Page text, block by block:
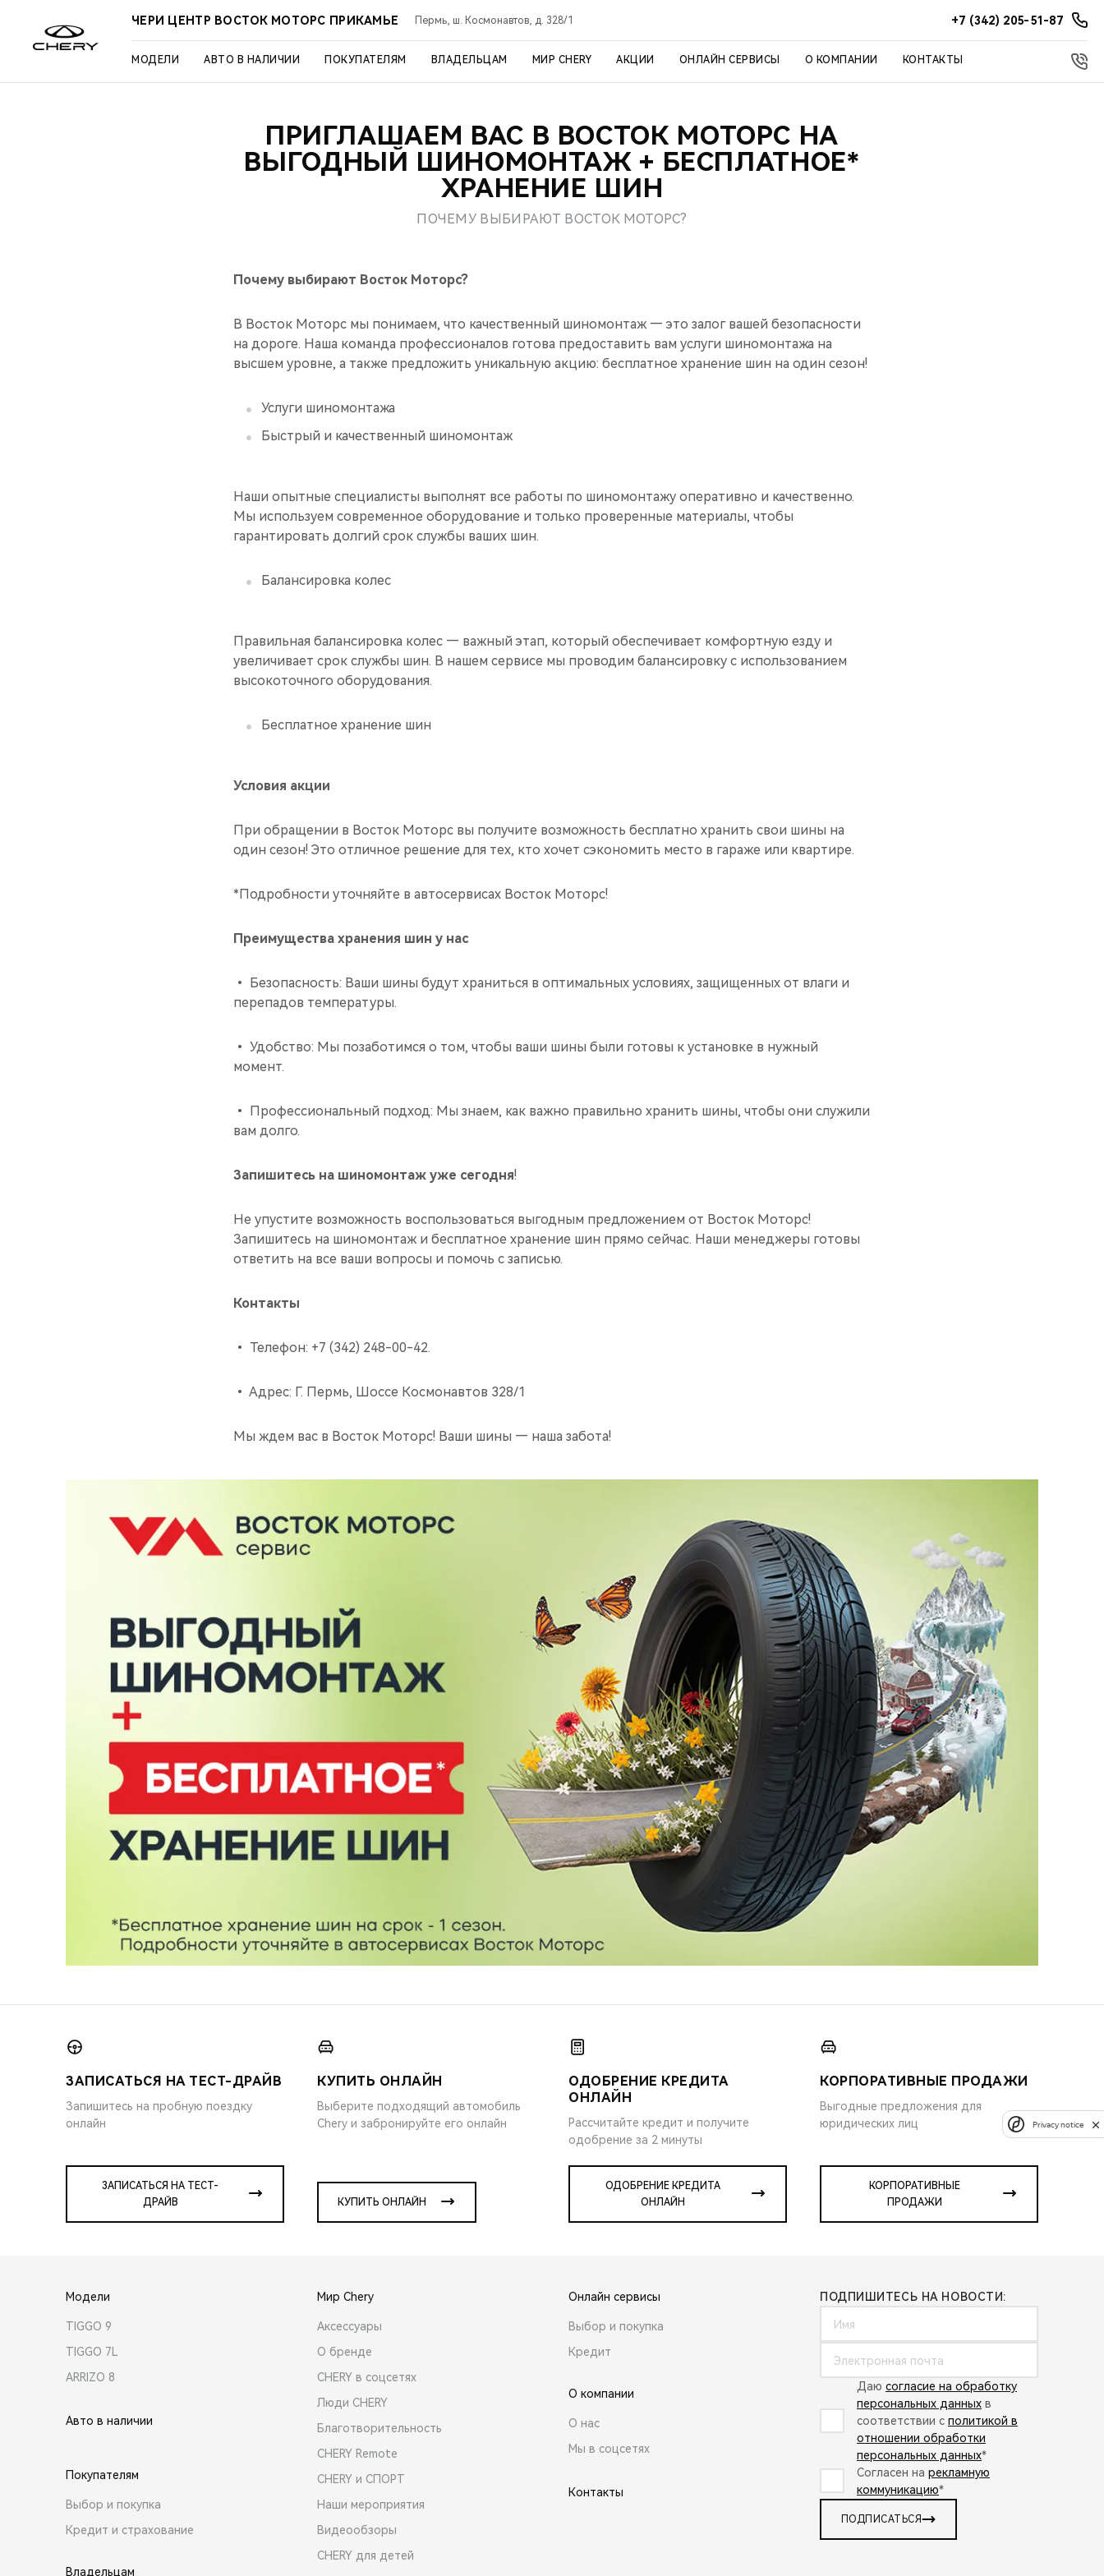
ЧЕРИ ЦЕНТР ВОСТОК МОТОРС ПРИКАМЬЕ Пермь, ш. Космонавтов, д. 328/1 +7 (342) 205-51-87
МОДЕЛИ АВТО В НАЛИЧИИ ПОКУПАТЕЛЯМ ВЛАДЕЛЬЦАМ МИР CHERY АКЦИИ ОНЛАЙН СЕРВИСЫ О КОМПАНИИ КОНТАКТЫ
ПРИГЛАШАЕМ ВАС В ВОСТОК МОТОРС НА
ВЫГОДНЫЙ ШИНОМОНТАЖ + БЕСПЛАТНОЕ*
ХРАНЕНИЕ ШИН
ПОЧЕМУ ВЫБИРАЮТ ВОСТОК МОТОРС?
Почему выбирают Восток Моторс?
В Восток Моторс мы понимаем, что качественный шиномонтаж — это залог вашей безопасности
на дороге. Наша команда профессионалов готова предоставить вам услуги шиномонтажа на
высшем уровне, а также предложить уникальную акцию: бесплатное хранение шин на один сезон!
Услуги шиномонтажа
Быстрый и качественный шиномонтаж
Наши опытные специалисты выполнят все работы по шиномонтажу оперативно и качественно.
Мы используем современное оборудование и только проверенные материалы, чтобы
гарантировать долгий срок службы ваших шин.
Балансировка колес
Правильная балансировка колес — важный этап, который обеспечивает комфортную езду и
увеличивает срок службы шин. В нашем сервисе мы проводим балансировку с использованием
высокоточного оборудования.
Бесплатное хранение шин
Условия акции
При обращении в Восток Моторс вы получите возможность бесплатно хранить свои шины на
один сезон! Это отличное решение для тех, кто хочет сэкономить место в гараже или квартире.
*Подробности уточняйте в автосервисах Восток Моторс!
Преимущества хранения шин у нас
• Безопасность: Ваши шины будут храниться в оптимальных условиях, защищенных от влаги и
перепадов температуры.
• Удобство: Мы позаботимся о том, чтобы ваши шины были готовы к установке в нужный
момент.
• Профессиональный подход: Мы знаем, как важно правильно хранить шины, чтобы они служили
вам долго.
Запишитесь на шиномонтаж уже сегодня!
Не упустите возможность воспользоваться выгодным предложением от Восток Моторс!
Запишитесь на шиномонтаж и бесплатное хранение шин прямо сейчас. Наши менеджеры готовы
ответить на все ваши вопросы и помочь с записью.
Контакты
• Телефон: +7 (342) 248-00-42.
• Адрес: Г. Пермь, Шоссе Космонавтов 328/1
Мы ждем вас в Восток Моторс! Ваши шины — наша забота!
ЗАПИСАТЬСЯ НА ТЕСТ-ДРАЙВ
Запишитесь на пробную поездку
онлайн
ЗАПИСАТЬСЯ НА ТЕСТ-
ДРАЙВ
КУПИТЬ ОНЛАЙН
Выберите подходящий автомобиль
Chery и забронируйте его онлайн
КУПИТЬ ОНЛАЙН
ОДОБРЕНИЕ КРЕДИТА
ОНЛАЙН
Рассчитайте кредит и получите
одобрение за 2 минуты
ОДОБРЕНИЕ КРЕДИТА
ОНЛАЙН
КОРПОРАТИВНЫЕ ПРОДАЖИ
Выгодные предложения для
юридических лиц
КОРПОРАТИВНЫЕ
ПРОДАЖИ
Модели
TIGGO 9
TIGGO 7L
ARRIZO 8
Авто в наличии
Покупателям
Выбор и покупка
Кредит и страхование
Владельцам
Мир Chery
Аксессуары
О бренде
CHERY в соцсетях
Люди CHERY
Благотворительность
CHERY Remote
CHERY и СПОРТ
Наши мероприятия
Видеообзоры
CHERY для детей
Онлайн сервисы
Выбор и покупка
Кредит
О компании
О нас
Мы в соцсетях
Контакты
ПОДПИШИТЕСЬ НА НОВОСТИ:
Даю согласие на обработку
персональных данных в
соответствии с политикой в
отношении обработки
персональных данных*
Согласен на рекламную
коммуникацию*
ПОДПИСАТЬСЯ
Privacy notice